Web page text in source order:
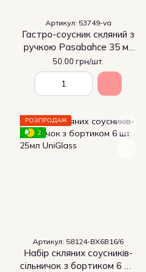
Артикул: 53749-va
Гастро-соусник скляний з
ручкою Pasabahce 35 мл
(53749), соусник міні-
ложка
50.00 грн/шт.
РОЗПРОДАЖ
2
Артикул: 58124-BX6B16/6
Набір скляних соусників-
сільничок з бортиком 6 шт